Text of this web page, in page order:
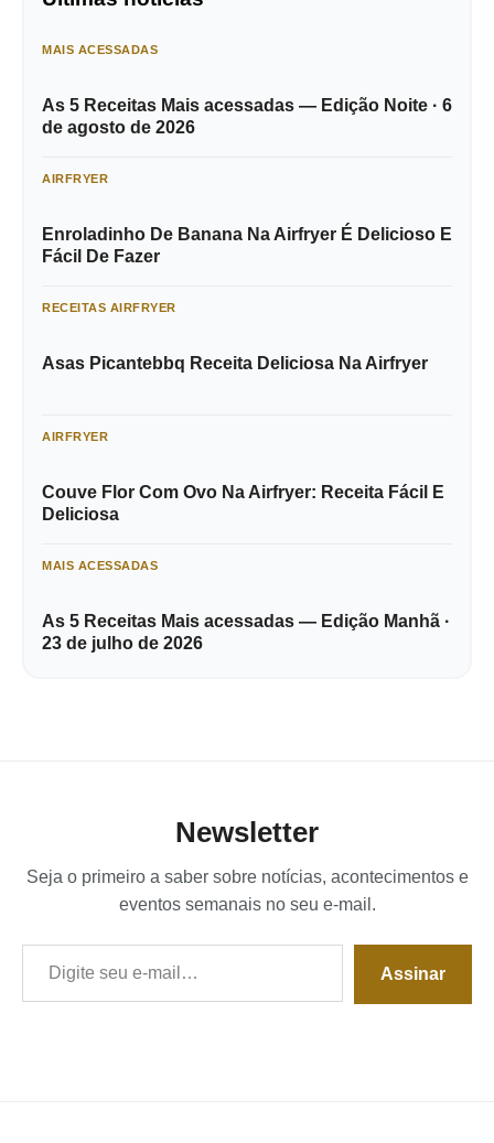
MAIS ACESSADAS
As 5 Receitas Mais acessadas — Edição Noite · 6
de agosto de 2026
AIRFRYER
Enroladinho De Banana Na Airfryer É Delicioso E
Fácil De Fazer
RECEITAS AIRFRYER
Asas Picantebbq Receita Deliciosa Na Airfryer
AIRFRYER
Couve Flor Com Ovo Na Airfryer: Receita Fácil E
Deliciosa
MAIS ACESSADAS
As 5 Receitas Mais acessadas — Edição Manhã ·
23 de julho de 2026
Newsletter
Seja o primeiro a saber sobre notícias, acontecimentos e
eventos semanais no seu e-mail.
Digite seu e-mail…
Assinar